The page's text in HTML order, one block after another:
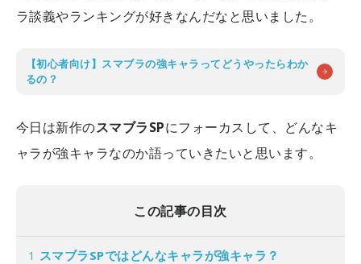
ラ談義やランキングが好きなんだなと思いました。
【初心者向け】スマブラの強キャラってどうやったらわか
るの？
今日は新作のスマブラSPにフォーカスして、どんなキ
ャラが強キャラなのか語っていきたいと思います。
この記事の目次
1 スマブラSPではどんなキャラが強キャラ？